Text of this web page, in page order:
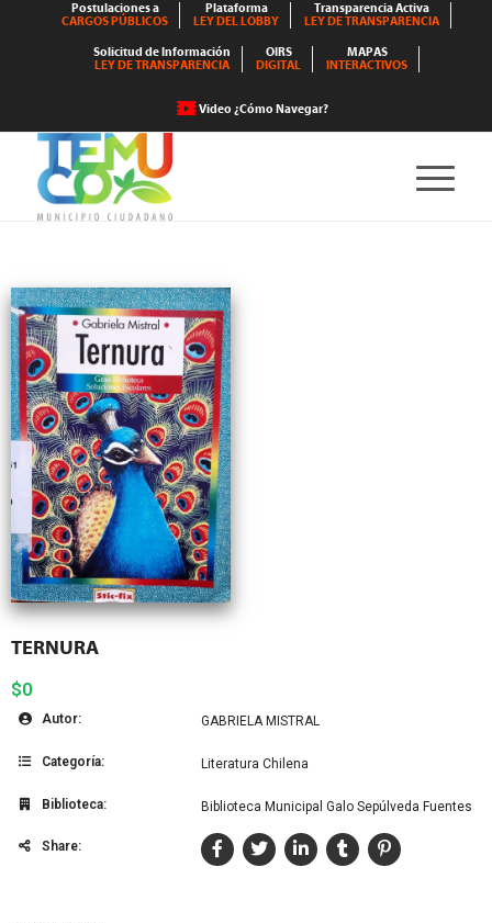
Postulaciones a
CARGOS PÚBLICOS
Plataforma
LEY DEL LOBBY
Transparencia Activa
LEY DE TRANSPARENCIA
Solicitud de Información
LEY DE TRANSPARENCIA
OIRS
DIGITAL
MAPAS
INTERACTIVOS
Video ¿Cómo Navegar?
TERNURA
$0
Autor: GABRIELA MISTRAL
Categoría: Literatura Chilena
Biblioteca: Biblioteca Municipal Galo Sepúlveda Fuentes
Share: